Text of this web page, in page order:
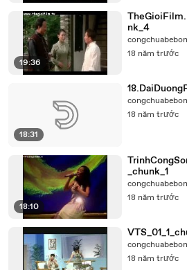
19:36
nk_4
18 năm trước
18:31
18 năm trước
18:10
_chunk_1
18 năm trước
18 năm trước